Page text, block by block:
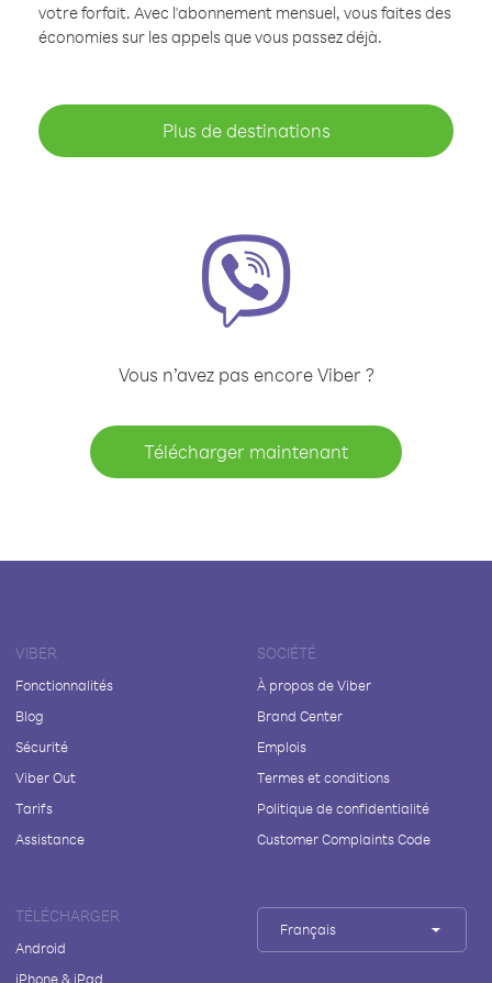
votre forfait. Avec l'abonnement mensuel, vous faites des
économies sur les appels que vous passez déjà.
Plus de destinations
Vous n’avez pas encore Viber ?
Télécharger maintenant
VIBER
Fonctionnalités
Blog
Sécurité
Viber Out
Tarifs
Assistance
SOCIÉTÉ
À propos de Viber
Brand Center
Emplois
Termes et conditions
Politique de confidentialité
Customer Complaints Code
TÉLÉCHARGER
Android
iPhone & iPad
Français